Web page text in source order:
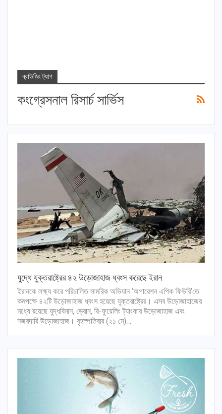
ব্রাউজিং ট্যাগ
কংগ্রেসনাল রিসার্চ সার্ভিস
যুদ্ধে যুক্তরাষ্ট্রের ৪২ উড়োজাহাজ ধ্বংস করেছে ইরান
ইরানকে লক্ষ্য করে পরিচালিত সামরিক অভিযান ‘অপারেশন এপিক ফিউরি’তে
কমপক্ষে ৪২টি উড়োজাহাজ ধ্বংস হয়েছে যুক্তরাষ্ট্রের। এসব উড়োজাহাজের
মধ্যে রয়েছে যুদ্ধবিমান, ড্রোন, রি-ফুয়েলিং ট্যাংকার উড়োজাহাজ এবং
নজরদারি উড়োজাহাজ। বৃহস্পতিবার (২১ মে)…